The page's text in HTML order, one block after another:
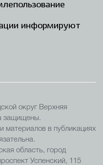
информируют
округ Верхняя
защищены.
материалов в публикациях
область, город
Успенский, 115